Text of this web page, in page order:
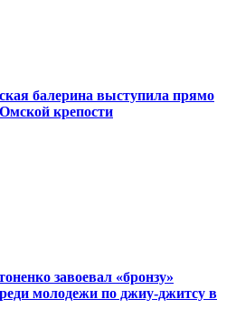
балерина выступила прямо
крепости
завоевал «бронзу»
молодежи по джиу-джитсу в